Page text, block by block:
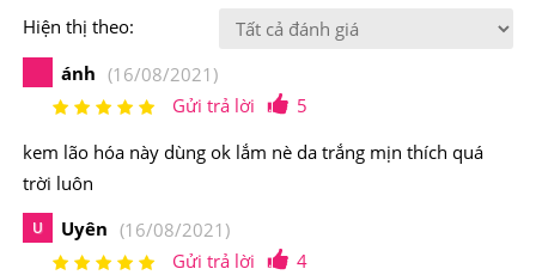
Điểm nổi bật của Kem Chống Lão Hóa Cao Cấp SK-II
Skin Power Re-New Cream
Phiên bản Skin Power Cream
mới này có nhiều ưu thế
vượt trội hơn so với dòng cũ khi nó được bổ sung thêm
2 công dụng mới là cấp ẩm cho da ngay tức thì và trẻ
hóa làn da. Kem Dưỡng Da Chống Lão Hóa SK-II Skin
Hiện thị theo:
ánh (16/08/2021)
Gửi trả lời
5
kem lão hóa này dùng ok lắm nè da trắng mịn thích quá
trời luôn
U Uyên (16/08/2021)
Gửi trả lời
4